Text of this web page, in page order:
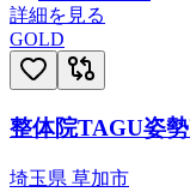
詳細を見る
GOLD
整体院TAGU姿
埼玉県 草加市